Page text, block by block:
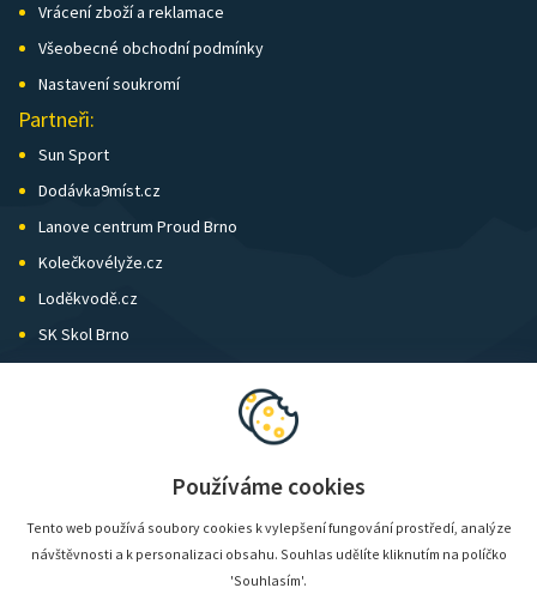
Vrácení zboží a reklamace
Všeobecné obchodní podmínky
Nastavení soukromí
Partneři:
Sun Sport
Dodávka9míst.cz
Lanove centrum Proud Brno
Kolečkovélyže.cz
Loděkvodě.cz
SK Skol Brno
Biatlon Brno
Používáme cookies
Tento web používá soubory cookies k vylepšení fungování prostředí, analýze
návštěvnosti a k personalizaci obsahu. Souhlas udělíte kliknutím na políčko
'Souhlasím'.